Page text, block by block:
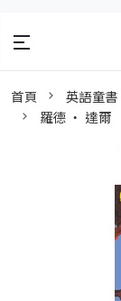
首頁 英語童書
羅德 ‧ 達爾